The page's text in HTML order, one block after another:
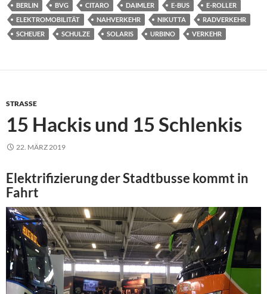
BERLIN BVG CITARO DAIMLER E-BUS
E-ROLLER
ELEKTROMOBILITÄT
NAHVERKEHR NIKUTTA
RADVERKEHR
SCHEUER
SCHULZE SOLARIS URBINO VERKEHR
STRASSE
15 Hackis und 15 Schlenkis
22. MÄRZ 2019
Elektrifizierung der Stadtbusse kommt in
Fahrt